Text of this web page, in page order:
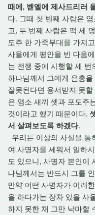
때에, 벧엘에 제사드리러
다. 그때 첫 번째 사람은
고, 두 번째 사람은 떡 세
도주 한 가죽부대를 가지
사울에게 평안을 빈 다음
는 전쟁 중에 시행할 세 번
하나님께서 그에게 은총
잘못된다면 용서받지 못
은 염소 새끼 셋과 포도주
것이라고 했기 때문이다.
서 살펴보도록 하겠다.
우리는 이상의 사실을 통
여 사명자를 세워서 일하
도 있으니, 사명자 본인이
나님께서는 반드시 그를
만약 어떤 사명자가 이러
을 하다가는 장차 있을 사
하지 못한 채 그만 낙마할